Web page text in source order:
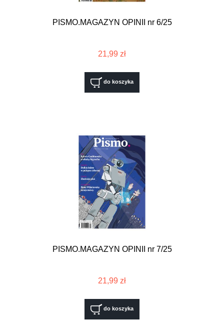
PISMO.MAGAZYN OPINII nr 6/25
21,99 zł
do koszyka
PISMO.MAGAZYN OPINII nr 7/25
21,99 zł
do koszyka